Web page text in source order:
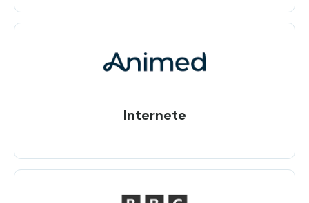
Internete